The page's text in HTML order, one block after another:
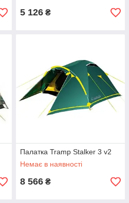
5 126 ₴
Палатка Tramp Stalker 3 v2
Немає в наявності
8 566 ₴